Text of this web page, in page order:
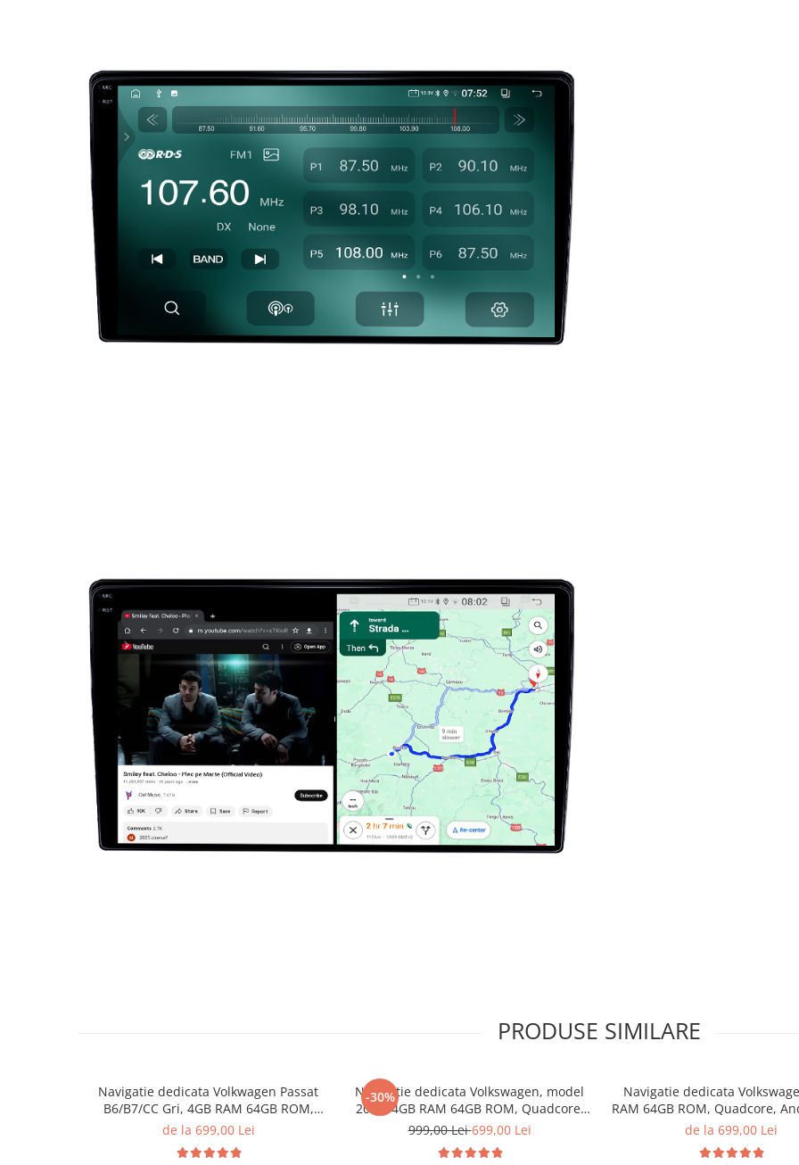
PRODUSE SIMILARE
Navigatie dedicata Volkwagen Passat
B6/B7/CC Gri, 4GB RAM 64GB ROM,
Quadcore, Android 14, Display QLED
came
de la 699,00 Lei
-30%
Navigatie dedicata Volkswagen, model
2023, 4GB RAM 64GB ROM, Quadcore,
Android 14, Display QLED 7", DSP,
AHD
999,00 Lei699,00 Lei
Navigatie dedicata
RAM 64GB ROM, Quadcore,
Display QLED, 9",de la 699,00 Lei